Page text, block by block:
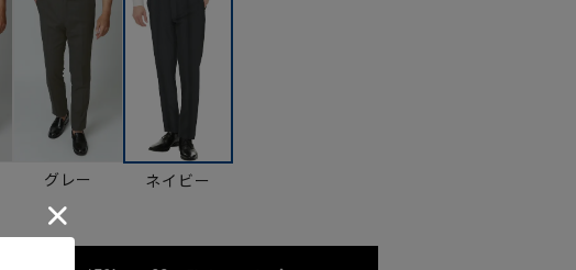
グレー ネイビー